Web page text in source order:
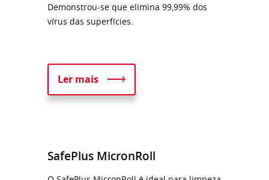
Demonstrou-se que elimina 99,99% dos
vírus das superfícies.
Ler mais
SafePlus MicronRoll